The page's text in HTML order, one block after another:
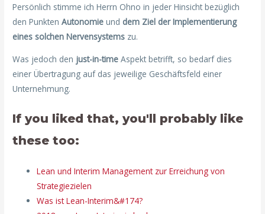
Persönlich stimme ich Herrn Ohno in jeder Hinsicht bezüglich
den PunktenAutonomie und dem Ziel der Implementierung
eines solchen Nervensystems zu.
Was jedoch den just-in-time Aspekt betrifft, so bedarf dies
einer Übertragung auf das jeweilige Geschäftsfeld einer
Unternehmung.
If you liked that, you'll probably like
these too:
Lean und Interim Management zur Erreichung von
Strategiezielen
Was ist Lean-Interim&#174?